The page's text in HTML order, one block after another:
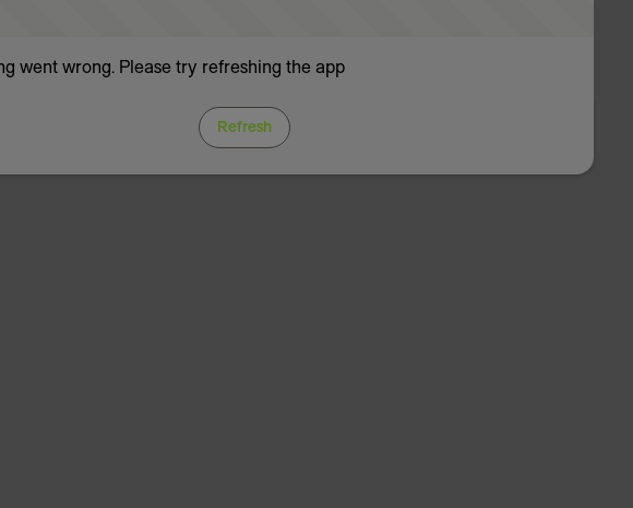
went wrong. Please try refreshing the app
Refresh